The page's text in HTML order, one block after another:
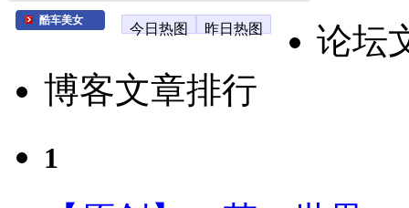
酷车美女
今日热图 昨日热图
论坛
博客文章排行
1